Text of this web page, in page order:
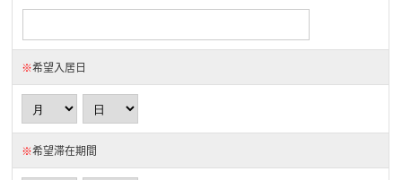
※希望入居日
※希望滞在期間